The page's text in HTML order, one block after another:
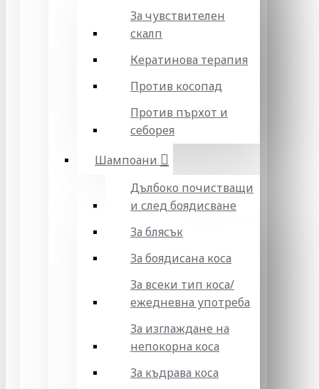
За чувствителен
скалп
Кератинова терапия
Против косопад
Против пърхот и
себорея
Шампоани
Дълбоко почистващи
и след боядисване
За блясък
За боядисана коса
За всеки тип коса/
ежедневна употреба
За изглаждане на
непокорна коса
За къдрава коса